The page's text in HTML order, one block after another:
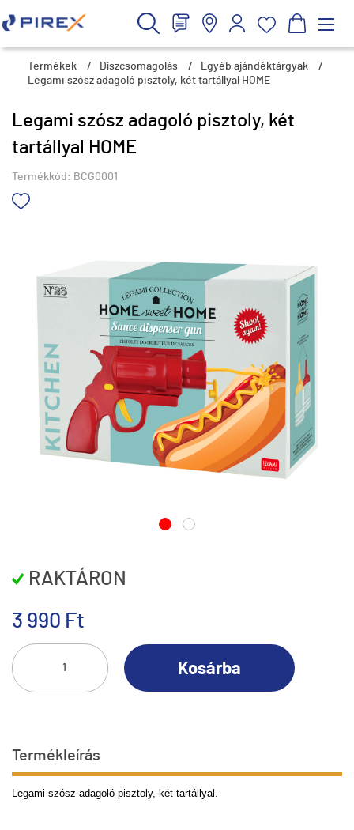
Termékek / Díszcsomagolás / Egyéb ajándéktárgyak
/
Legami szósz adagoló pisztoly, két tartállyal HOME
Legami szósz adagoló pisztoly, két
tartállyal HOME
Termékkód: BCG0001
RAKTÁRON
3 990 Ft
Kosárba
Termékleírás
Legami szósz adagoló pisztoly, két tartállyal.